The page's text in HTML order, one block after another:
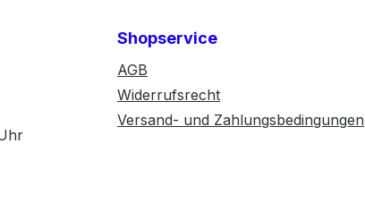
Shopservice
AGB
Widerrufsrecht
Versand- und Zahlungsbedingungen